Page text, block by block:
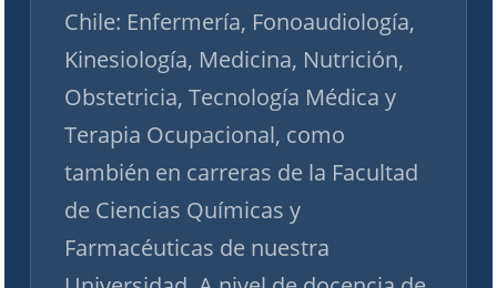
Chile: Enfermería, Fonoaudiología,
Kinesiología, Medicina, Nutrición,
Obstetricia, Tecnología Médica y
Terapia Ocupacional, como
también en carreras de la Facultad
de Ciencias Químicas y
Farmacéuticas de nuestra